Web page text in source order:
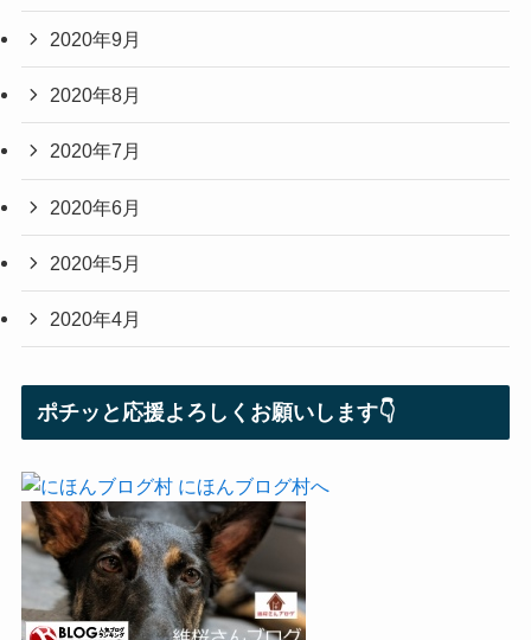
2020年9月
2020年8月
2020年7月
2020年6月
2020年5月
2020年4月
ポチッと応援よろしくお願いします👇